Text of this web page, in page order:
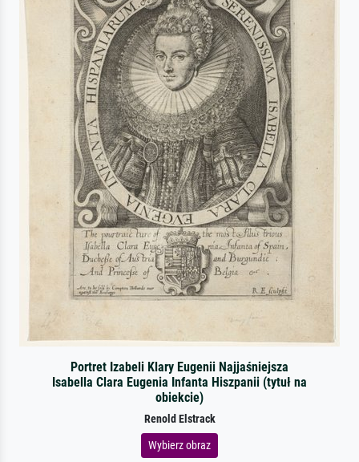
Portret Izabeli Klary Eugenii Najjaśniejsza
Isabella Clara Eugenia Infanta Hiszpanii (tytuł na
obiekcie)
Renold Elstrack
Wybierz obraz